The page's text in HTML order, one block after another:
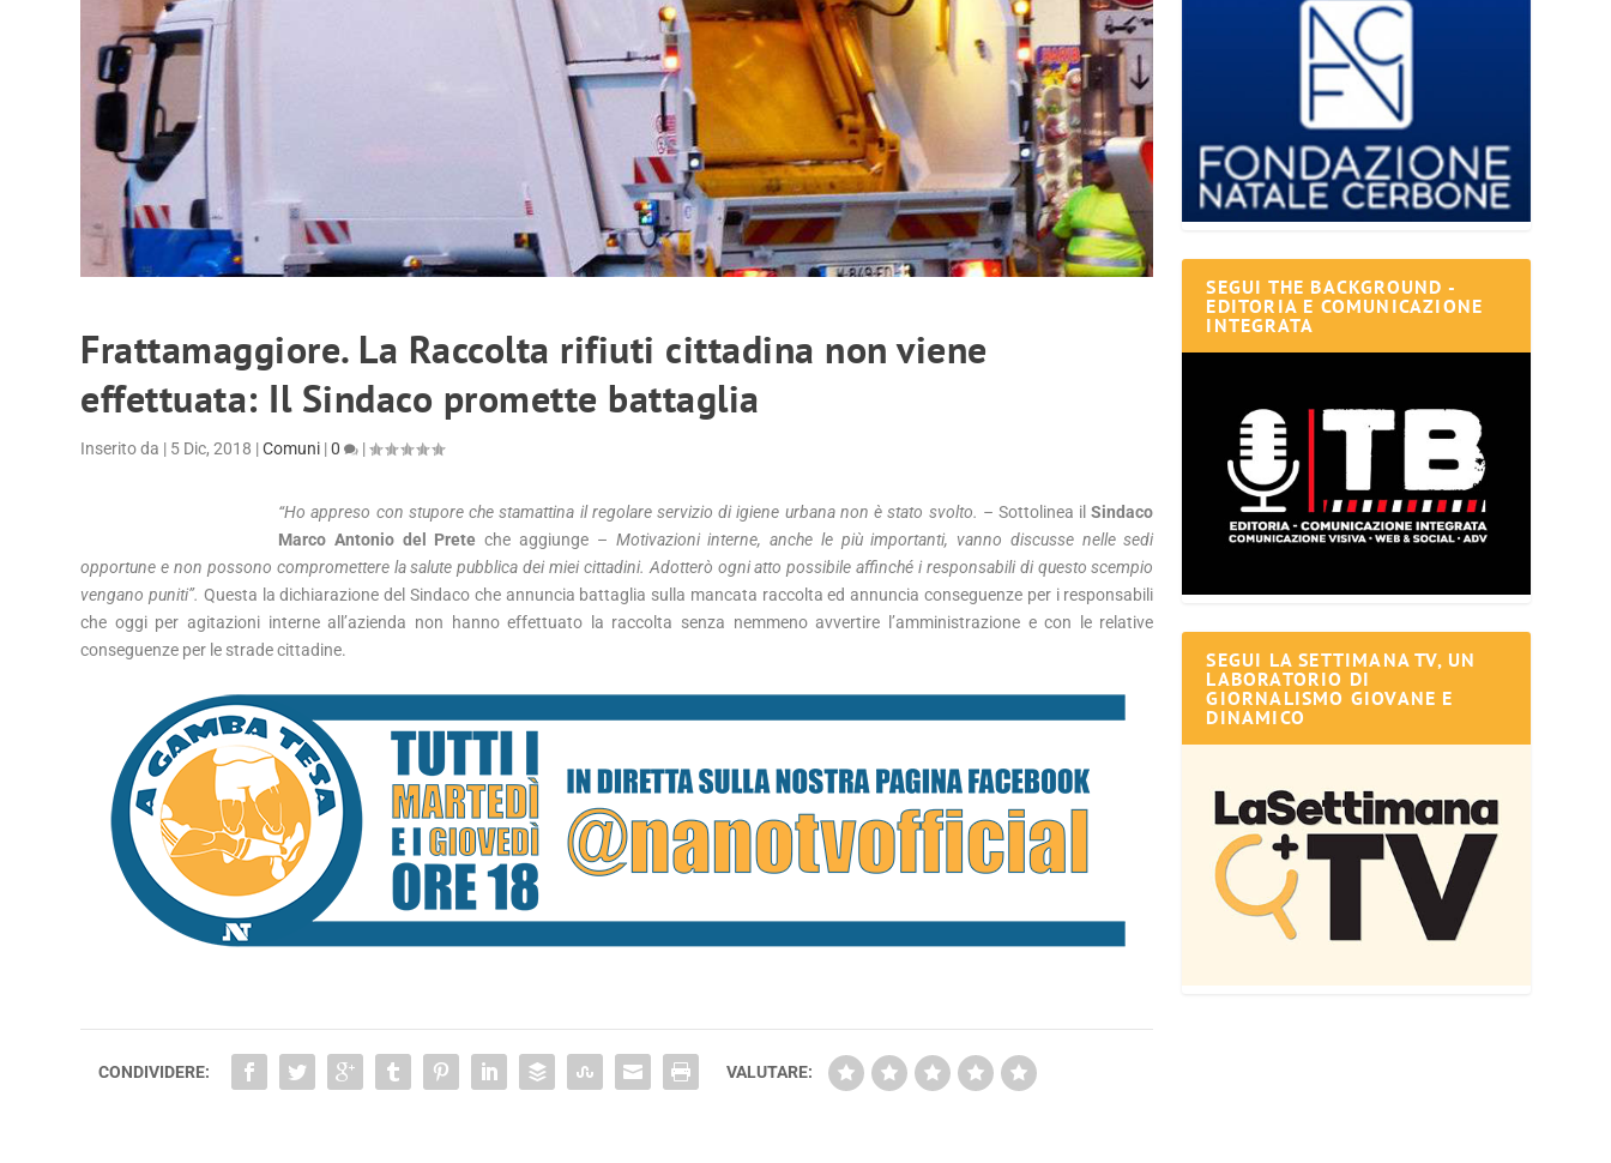
Frattamaggiore. La Raccolta rifiuti cittadina non viene
effettuata: Il Sindaco promette battaglia
Inserito da | 5 Dic, 2018 |Comuni |0 |
“Ho appreso con stupore che stamattina il regolare servizio di igiene urbana non è stato svolto. – Sottolinea ilSindaco
Marco Antonio del Prete che aggiunge – Motivazioni interne, anche le più importanti, vanno discusse nelle sedi
opportune e non possono compromettere la salute pubblica dei miei cittadini. Adotterò ogni atto possibile affinché i responsabili di questo scempio
vengano puniti”. Questa la dichiarazione del Sindaco che annuncia battaglia sulla mancata raccolta ed annuncia conseguenze per i responsabili
che oggi per agitazioni interne all’azienda non hanno effettuato la raccolta senza nemmeno avvertire l’amministrazione e con le relative
conseguenze per le strade cittadine.
CONDIVIDERE: VALUTARE:
SEGUI THE BACKGROUND -
EDITORIA E COMUNICAZIONE
INTEGRATA
SEGUI LA SETTIMANA TV, UN
LABORATORIO DI
GIORNALISMO GIOVANE E
DINAMICO